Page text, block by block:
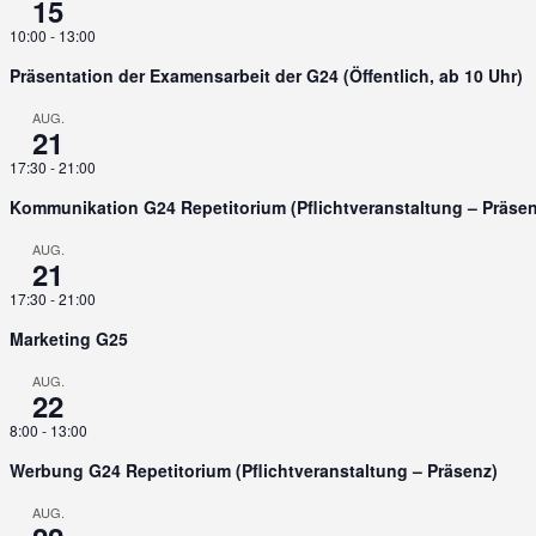
15
10:00 - 13:00
Präsentation der Examensarbeit der G24 (Öffentlich, ab 10 Uhr)
AUG.
21
17:30 -21:00
Kommunikation G24 Repetitorium (Pflichtveranstaltung –
AUG.
21
17:30 -21:00
Marketing G25
AUG.
22
8:00 - 13:00
Werbung G24 Repetitorium (Pflichtveranstaltung – Präsenz)
AUG.